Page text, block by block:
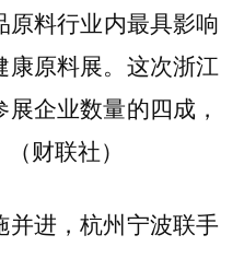
原料行业内最具影响
康原料展。这次浙江
企业数量的四成，
财联社）
并进，杭州宁波联手